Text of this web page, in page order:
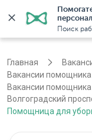
персонал
Поиск
Главная
Вакансии
Вакансии помощника
Волгоградский
Помощница для